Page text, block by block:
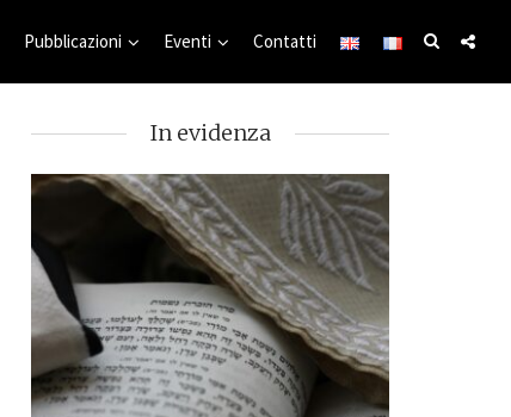
Pubblicazioni Eventi Contatti
In evidenza